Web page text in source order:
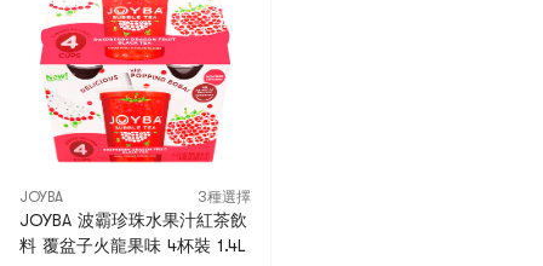
JOYBA 3種選擇
JOYBA 波霸珍珠水果汁紅茶飲
料 覆盆子火龍果味 4杯裝 1.4L